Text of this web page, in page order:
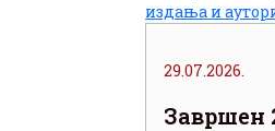
29.07.2026.
Завршен